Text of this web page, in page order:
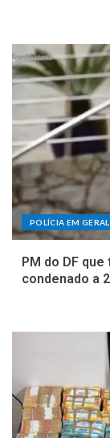
POLÍCIA EM GERAL
PM do DF
condenado a